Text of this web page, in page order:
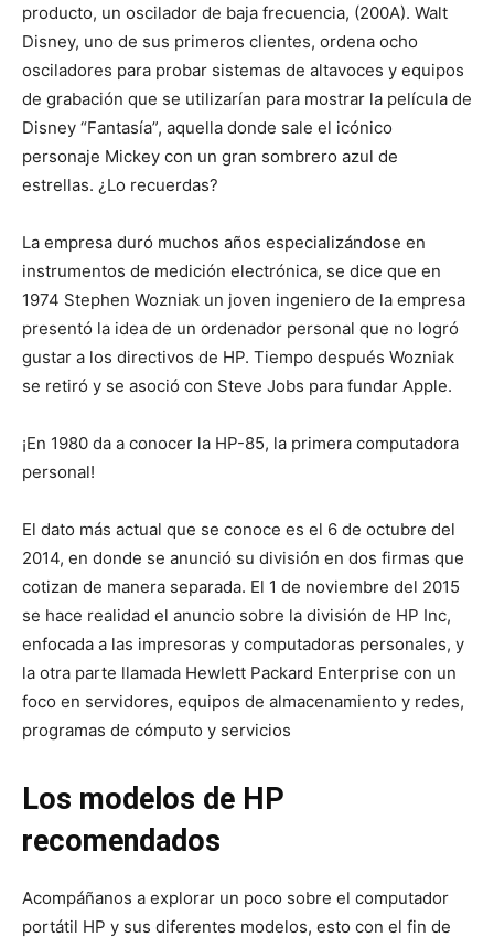
producto, un oscilador de baja frecuencia, (200A). Walt
Disney, uno de sus primeros clientes, ordena ocho
osciladores para probar sistemas de altavoces y equipos
de grabación que se utilizarían para mostrar la película de
Disney “Fantasía”, aquella donde sale el icónico
personaje Mickey con un gran sombrero azul de
estrellas. ¿Lo recuerdas?
La empresa duró muchos años especializándose en
instrumentos de medición electrónica, se dice que en
1974 Stephen Wozniak un joven ingeniero de la empresa
presentó la idea de un ordenador personal que no logró
gustar a los directivos de HP. Tiempo después Wozniak
se retiró y se asoció con Steve Jobs para fundar Apple.
¡En 1980 da a conocer la HP-85, la primera computadora
personal!
El dato más actual que se conoce es el 6 de octubre del
2014, en donde se anunció su división en dos firmas que
cotizan de manera separada. El 1 de noviembre del 2015
se hace realidad el anuncio sobre la división de HP Inc,
enfocada a las impresoras y computadoras personales, y
la otra parte llamada Hewlett Packard Enterprise con un
foco en servidores, equipos de almacenamiento y redes,
programas de cómputo y servicios
Los modelos de HP
recomendados
Acompáñanos a explorar un poco sobre el computador
portátil HP y sus diferentes modelos, esto con el fin de